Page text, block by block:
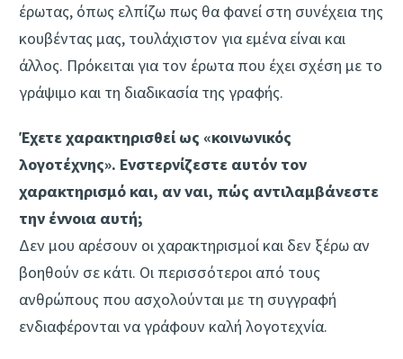
έρωτας, όπως ελπίζω πως θα φανεί στη συνέχεια της
κουβέντας μας, τουλάχιστον για εμένα είναι και
άλλος. Πρόκειται για τον έρωτα που έχει σχέση με το
γράψιμο και τη διαδικασία της γραφής.
Έχετε χαρακτηρισθεί ως «κοινωνικός
λογοτέχνης». Ενστερνίζεστε αυτόν τον
χαρακτηρισμό και, αν ναι, πώς αντιλαμβάνεστε
την έννοια αυτή;
Δεν μου αρέσουν οι χαρακτηρισμοί και δεν ξέρω αν
βοηθούν σε κάτι. Οι περισσότεροι από τους
ανθρώπους που ασχολούνται με τη συγγραφή
ενδιαφέρονται να γράφουν καλή λογοτεχνία.